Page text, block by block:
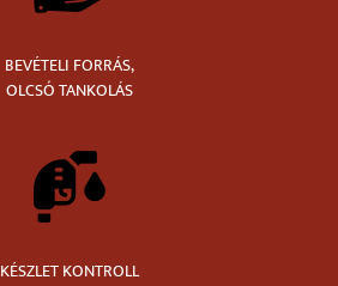
BEVÉTELI FORRÁS,
OLCSÓ TANKOLÁS
KÉSZLET KONTROLL